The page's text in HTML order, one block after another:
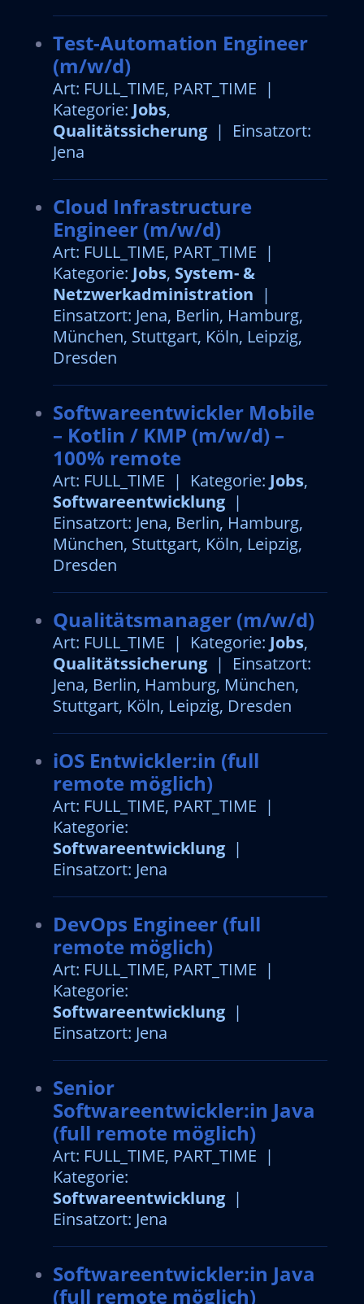
Test-Automation Engineer
(m/w/d)
Art: FULL_TIME, PART_TIME |
Kategorie: Jobs,
Qualitätssicherung| Einsatzort:
Jena
Cloud Infrastructure
Engineer (m/w/d)
Art: FULL_TIME, PART_TIME |
Kategorie: Jobs, System- &
Netzwerkadministration |
Einsatzort: Jena, Berlin, Hamburg,
München, Stuttgart, Köln, Leipzig,
Dresden
Softwareentwickler Mobile
– Kotlin / KMP (m/w/d) –
100% remote
Art: FULL_TIME | Kategorie: Jobs,
Softwareentwicklung|
Einsatzort: Jena, Berlin, Hamburg,
München, Stuttgart, Köln, Leipzig,
Dresden
Qualitätsmanager (m/w/d)
Art: FULL_TIME | Kategorie: Jobs,
Qualitätssicherung| Einsatzort:
Jena, Berlin, Hamburg, München,
Stuttgart, Köln, Leipzig, Dresden
iOS Entwickler:in (full
remote möglich)
Art: FULL_TIME, PART_TIME |
Kategorie:
Softwareentwicklung|
Einsatzort: Jena
DevOps Engineer (full
remote möglich)
Art: FULL_TIME, PART_TIME |
Kategorie:
Softwareentwicklung|
Einsatzort: Jena
Senior
Softwareentwickler:in Java
(full remote möglich)
Art: FULL_TIME, PART_TIME |
Kategorie:
Softwareentwicklung|
Einsatzort: Jena
Softwareentwickler:in Java
(full remote möglich)